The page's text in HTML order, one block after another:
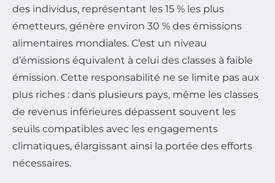
des individus, représentant les 15 % les plus
émetteurs, génère environ 30 % des émissions
alimentaires mondiales. C’est un niveau
d’émissions équivalent à celui des classes à faible
émission. Cette responsabilité ne se limite pas aux
plus riches : dans plusieurs pays, même les classes
de revenus inférieures dépassent souvent les
seuils compatibles avec les engagements
climatiques, élargissant ainsi la portée des efforts
nécessaires.